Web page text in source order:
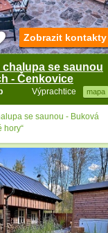
chalupa se saunou
- Čenkovice
Výprachtice mapa
Zobrazit kontakty
se saunou - Buková
hory“